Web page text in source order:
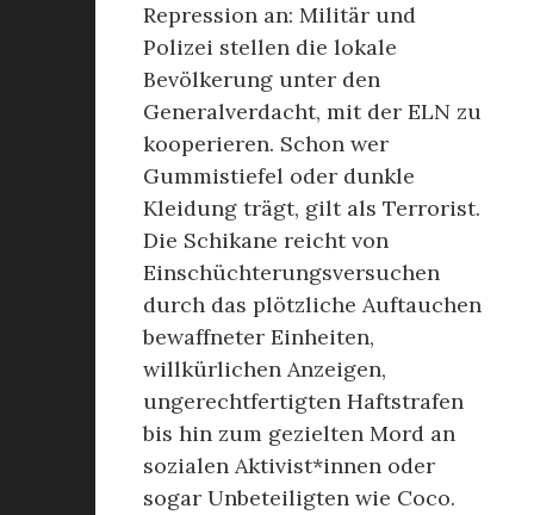
Repression an: Militär und
Polizei stellen die lokale
Bevölkerung unter den
Generalverdacht, mit der ELN zu
kooperieren. Schon wer
Gummistiefel oder dunkle
Kleidung trägt, gilt als Terrorist.
Die Schikane reicht von
Einschüchterungsversuchen
durch das plötzliche Auftauchen
bewaffneter Einheiten,
willkürlichen Anzeigen,
ungerechtfertigten Haftstrafen
bis hin zum gezielten Mord an
sozialen Aktivist*innen oder
sogar Unbeteiligten wie Coco.